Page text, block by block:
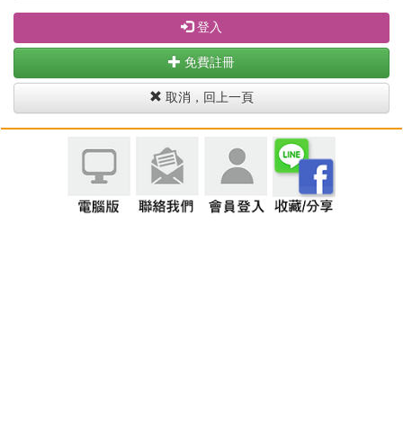
登入
免費註冊
取消，回上一頁